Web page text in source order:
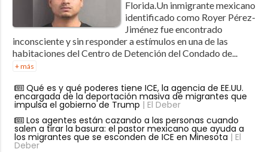
Florida.Un inmigrante mexicano
identificado como Royer Pérez-
Jiménez fue encontrado
inconsciente y sin responder a estímulos en una de las
habitaciones del Centro de Detención del Condado de...
+ más
Qué es y qué poderes tiene ICE, la agencia de EE.UU.
encargada de la deportación masiva de migrantes que
impulsa el gobierno de Trump | El Deber
Los agentes están cazando a las personas cuando
salen a tirar la basura: el pastor mexicano que ayuda a
los migrantes que se esconden de ICE en Minesota | El
Deber